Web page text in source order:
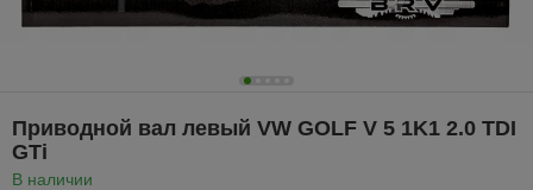
Приводной вал левый VW GOLF V 5 1K1 2.0 TDI
GTi
В наличии